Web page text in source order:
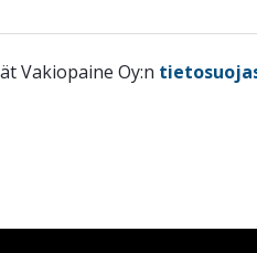
Vakiopaine Oy:n